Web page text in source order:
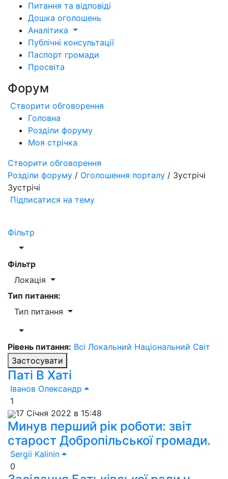
Питання та відповіді
Дошка оголошень
Аналітика
Публічні консультації
Паспорт громади
Просвіта
Форум
Створити обговорення
Головна
Розділи форуму
Моя стрічка
Створити обговорення
Розділи форуму / Оголошення порталу / Зустрічі
Зустрічі
Підписатися на тему
Фільтр
Фільтр
Локація
Тип питання:
Тип питання
Рівень питання: Всі Локальний Національний Світ
Застосувати
Паті В Хаті
Іванов Олександр
1
17 Січня 2022 в 15:48
Минув перший рік роботи: звіт
старост Добропільської громади.
Sergii Kalinin
0